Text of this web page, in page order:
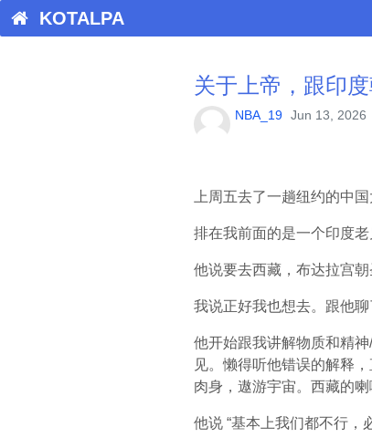
KOTALPA
关于上帝，跟印
NBA_19 Jun 13, 2026
上周五去了一趟纽约的中
排在我前面的是一个印度
他说要去西藏，布达拉宫
我说正好我也想去。跟他聊
他开始跟我讲解物质和精
见。懒得听他错误的解释
肉身，遨游宇宙。西藏的喇
他说 “基本上我们都不行，